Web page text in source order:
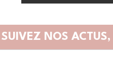
SUIVEZ NOS ACTUS,